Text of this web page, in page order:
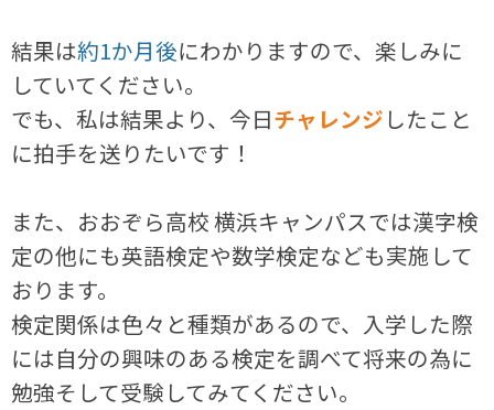
結果は約1か月後にわかりますので、楽しみに
していてください。
でも、私は結果より、今日チャレンジ したこと
に拍手を送りたいです！
また、おおぞら高校 横浜キャンパスでは漢字検
定の他にも英語検定や数学検定なども実施して
おります。
検定関係は色々と種類があるので、入学した際
には自分の興味のある検定を調べて将来の為に
勉強そして受験してみてください。